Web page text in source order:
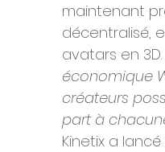
maintenant
décentralisé,
avatars en
économique
créateurs
part à
Kinetix a